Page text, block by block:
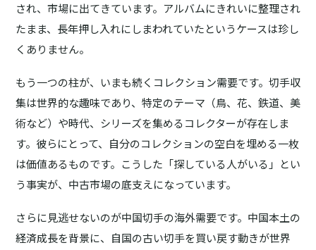
され、市場に出てきています。アルバムにきれいに整理され
たまま、長年押し入れにしまわれていたというケースは珍し
くありません。
もう一つの柱が、いまも続く コレクション需要です。切手収
集は世界的な趣味であり、特定のテーマ（鳥、花、鉄道、美
術など）や時代、シリーズを集めるコレクターが存在しま
す。彼らにとって、自分のコレクションの空白を埋める一枚
は価値あるものです。こうした「探している人がいる」とい
う事実が、中古市場の底支えになっています。
さらに見逃せないのが中国切手の海外需要です。中国本土の
経済成長を背景に、自国の古い切手を買い戻す動きが世界